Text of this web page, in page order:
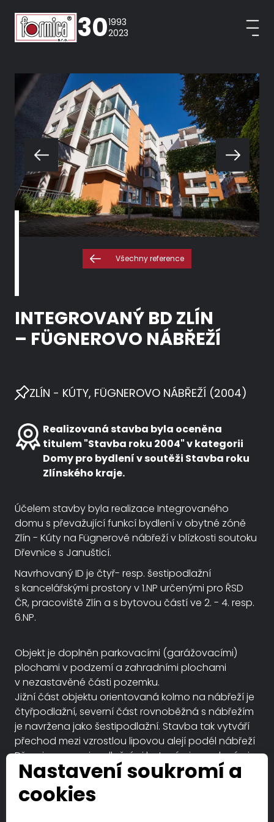
301993
2023
Všechny reference
INTEGROVANÝ BD ZLÍN
– FÜGNEROVO NÁBŘEŽÍ
ZLÍN - KÚTY, FÜGNEROVO NÁBŘEŽÍ (2004)
Realizovaná stavba byla oceněna
titulem "Stavba roku 2004" v kategorii
Domy pro bydlení v soutěži Stavba roku
Zlínského kraje.
Účelem stavby byla realizace Integrovaného
domu s převažující funkcí bydlení v obytné zóně
Zlín - Kúty na Fügnerově nábřeží v blízkosti soutoku
Dřevnice s Janušticí.
Navrhovaný ID je čtyř- resp. šestipodlažní
s kancelářskými prostory v 1.NP určenými pro ŘSD
ČR, pracoviště Zlín a s bytovou částí ve 2. - 4. resp.
6.NP.
Objekt je doplněn parkovacími (garážovacími)
plochami v podzemí a zahradními plochami
v nezastavěné části pozemku.
Jižní část objektu orientovaná kolmo na nábřeží je
čtyřpodlažní, severní část rovnoběžná s nábřežím
je navržena jako šestipodlažní. Stavba tak vytváří
přechod mezi vzrostlou lipovou alejí podél nábřeží
Dřevnice a osmipodlažními bytovými panelovými
domy. Alej vzrostlých stromů na Fügnerově nábřeží
je plně zachována a není do ní nijak zasaženo.
Součástí architektonického řešení je zahradnicky
Nastavení soukromí a
cookies